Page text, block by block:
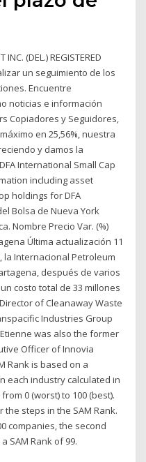
(DEL.) REGISTERED
un seguimiento de los
Encuentre
noticias e información
Copiadores y Seguidores,
en 25,56%, nuestra
y damos la
International Small Cap
including asset
holdings for DFA
Bolsa de Nueva York
Nombre Precio Var. (%)
Última actualización 11
la Internacional Petroleum
después de varios
costo total de 33 millones
of Cleanaway Waste
Industries Group
was also the former
Officer of Innovia
Rank is based on a
each industry calculated in
0 (worst) to 100 (best).
steps in the SAM Rank.
companies, the second
SAM Rank of 99.